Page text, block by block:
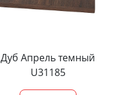
Дуб Апрель темный
U31185